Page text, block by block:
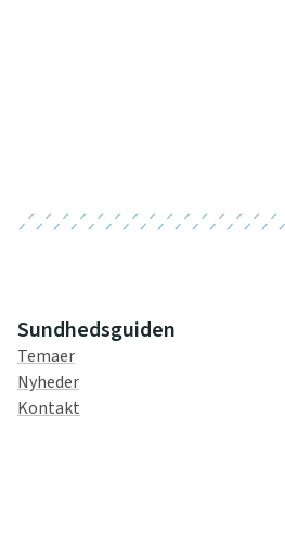
Sundhedsguiden
Temaer
Nyheder
Kontakt